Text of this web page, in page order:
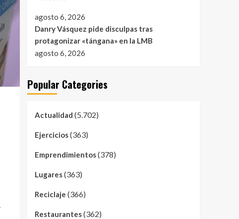
agosto 6, 2026
Danry Vásquez pide disculpas tras
protagonizar «tángana» en la LMB
agosto 6, 2026
Popular Categories
Actualidad (5.702)
Ejercicios(363)
Emprendimientos(378)
Lugares(363)
Reciclaje (366)
Restaurantes(362)